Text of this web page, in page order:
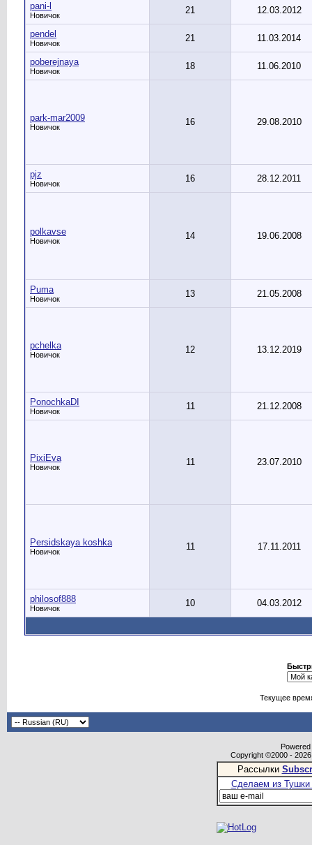
pani-l
Новичок 21 12.03.2012
pendel
Новичок 21 11.03.2014
poberejnaya
Новичок 18 11.06.2010
park-mar2009
Новичок 16 29.08.2010
pjz
Новичок 16 28.12.2011
polkavse
Новичок 14 19.06.2008
Puma
Новичок 13 21.05.2008
pchelka
Новичок 12 13.12.2019
PonochkaDI
Новичок 11 21.12.2008
PixiEva
Новичок 11 23.07.2010
Persidskaya koshka
Новичок 11 17.11.2011
philosof888
Новичок 10 04.03.2012
Текущее
Copyright ©2000 -
Рассылки
Сделаем из Тушки